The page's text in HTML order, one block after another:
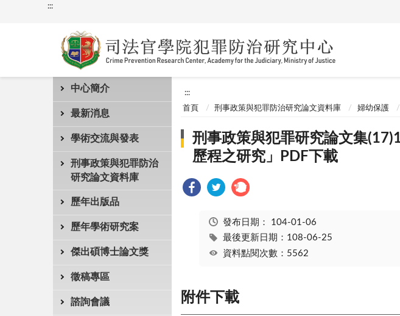
:::
中心簡介
最新消息
學術交流與發表
刑事政策與犯罪防治
研究論文資料庫
歷年出版品
歷年學術研究案
傑出碩博士論文獎
徵稿專區
諮詢會議
:::
首頁 刑事政策與犯罪防治研究論文資料庫 婦幼保護
刑事政策與犯罪研究論文集
歷程之研究」PDF下載
發布日期： 104-01-06
最後更新日期：108-06-25
資料點閱次數：5562
附件下載